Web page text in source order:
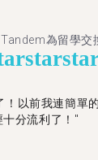
為留學交
star
以前我連簡單
分流利了！"